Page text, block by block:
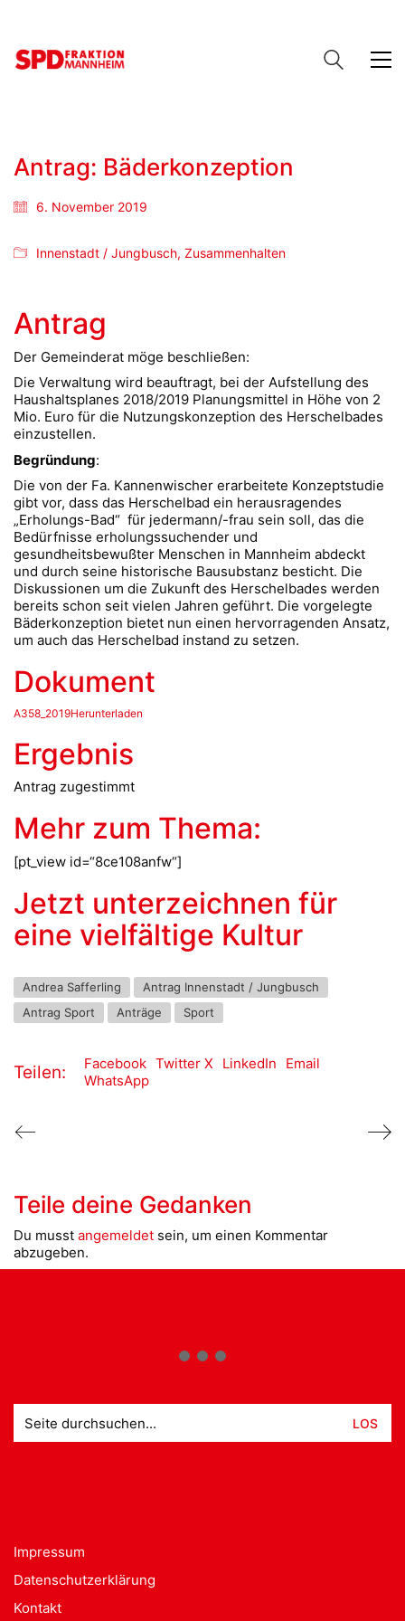
Antrag: Bäderkonzeption
6. November 2019
Innenstadt / Jungbusch, Zusammenhalten
Antrag
Der Gemeinderat möge beschließen:
Die Verwaltung wird beauftragt, bei der Aufstellung des
Haushaltsplanes 2018/2019 Planungsmittel in Höhe von 2
Mio. Euro für die Nutzungskonzeption des Herschelbades
einzustellen.
Begründung:
Die von der Fa. Kannenwischer erarbeitete Konzeptstudie
gibt vor, dass das Herschelbad ein herausragendes
„Erholungs-Bad“ für jedermann/-frau sein soll, das die
Bedürfnisse erholungssuchender und
gesundheitsbewußter Menschen in Mannheim abdeckt
und durch seine historische Bausubstanz besticht. Die
Diskussionen um die Zukunft des Herschelbades werden
bereits schon seit vielen Jahren geführt. Die vorgelegte
Bäderkonzeption bietet nun einen hervorragenden Ansatz,
um auch das Herschelbad instand zu setzen.
Dokument
A358_2019Herunterladen
Ergebnis
Antrag zugestimmt
Mehr zum Thema:
[pt_view id=“8ce108anfw“]
Jetzt unterzeichnen für
eine vielfältige Kultur
Andrea Safferling
Antrag Innenstadt / Jungbusch
Antrag Sport
Anträge Sport
Teilen: Facebook Twitter X LinkedIn
Email
WhatsApp
Teile deine Gedanken
Du musst angemeldet sein, um einen Kommentar
abzugeben.
nach:
Impressum
Datenschutzerklärung
Kontakt